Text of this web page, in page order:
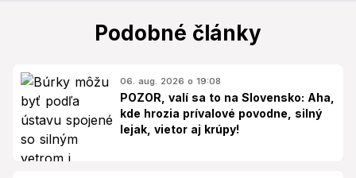
Podobné články
06. aug. 2026 o 19:08
POZOR, valí sa to na Slovensko: Aha,
kde hrozia prívalové povodne, silný
lejak, vietor aj krúpy!